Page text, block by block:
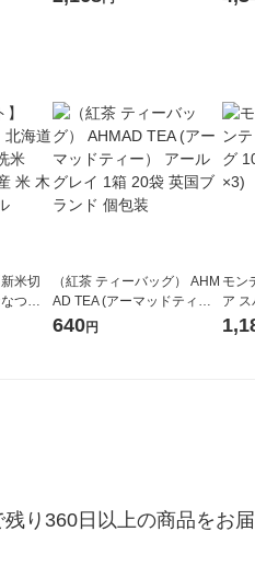
プフ
米切
つぼ
7年産
（紅茶 ティーバッグ） AHM
AD TEA (アーマッドティ
ー） アールグレイ 1箱 20袋
640円
モン
ア ス
1セ
り360日以上の商品をお届